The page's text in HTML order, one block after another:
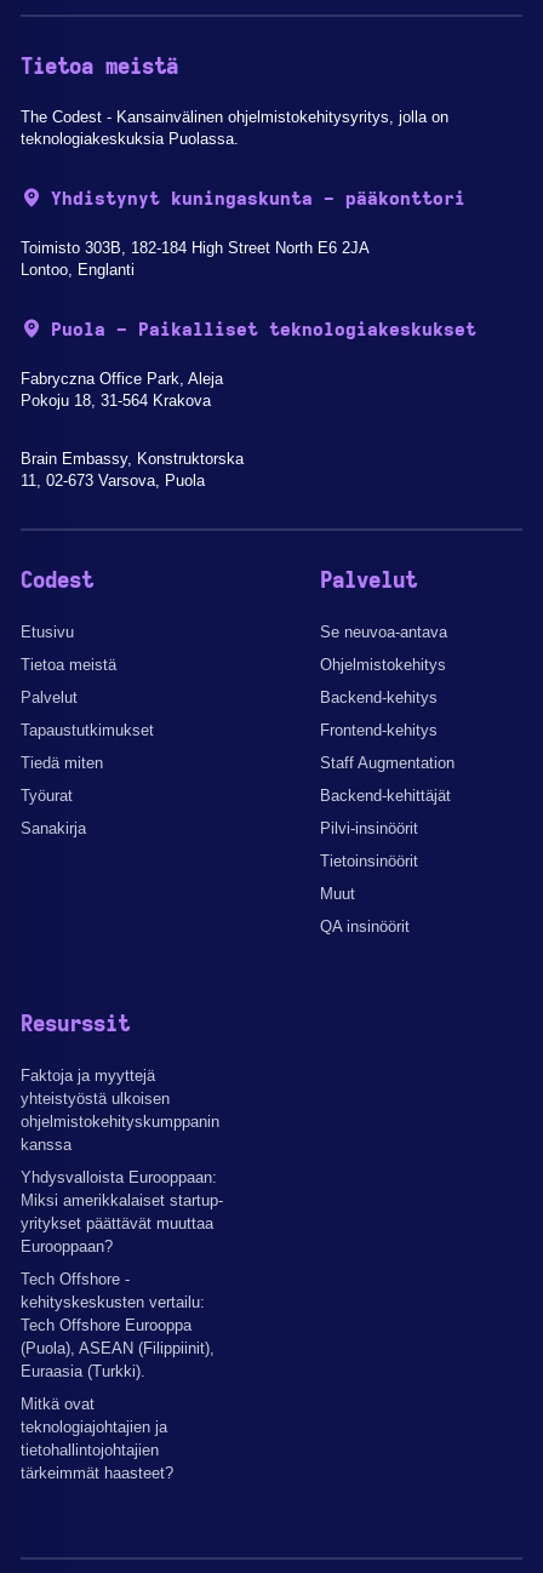
Tietoa meistä
The Codest - Kansainvälinen ohjelmistokehitysyritys, jolla on
teknologiakeskuksia Puolassa.
Yhdistynyt kuningaskunta - pääkonttori
Toimisto 303B, 182-184 High Street North E6 2JA
Lontoo, Englanti
Puola - Paikalliset teknologiakeskukset
Fabryczna Office Park, Aleja
Pokoju 18, 31-564 Krakova
Brain Embassy, Konstruktorska
11, 02-673 Varsova, Puola
Codest
Etusivu
Tietoa meistä
Palvelut
Tapaustutkimukset
Tiedä miten
Työurat
Sanakirja
Palvelut
Se neuvoa-antava
Ohjelmistokehitys
Backend-kehitys
Frontend-kehitys
Staff Augmentation
Backend-kehittäjät
Pilvi-insinöörit
Tietoinsinöörit
Muut
QA insinöörit
Resurssit
Faktoja ja myyttejä
yhteistyöstä ulkoisen
ohjelmistokehityskumppanin
kanssa
Yhdysvalloista Eurooppaan:
Miksi amerikkalaiset startup-
yritykset päättävät muuttaa
Eurooppaan?
Tech Offshore -
kehityskeskusten vertailu:
Tech Offshore Eurooppa
(Puola), ASEAN (Filippiinit),
Euraasia (Turkki).
Mitkä ovat
teknologiajohtajien ja
tietohallintojohtajien
tärkeimmät haasteet?